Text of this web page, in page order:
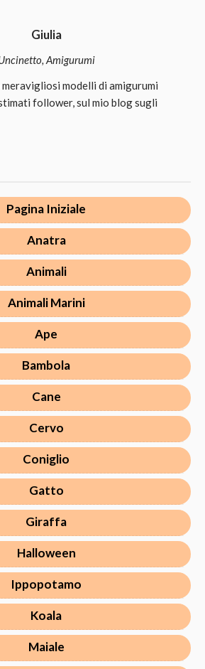
Giulia
Amigurumi
modelli di amigurumi
follower, sul mio blog sugli
Pagina Iniziale
Anatra
Animali
Animali Marini
Ape
Bambola
Cane
Cervo
Coniglio
Gatto
Giraffa
Halloween
Ippopotamo
Koala
Maiale